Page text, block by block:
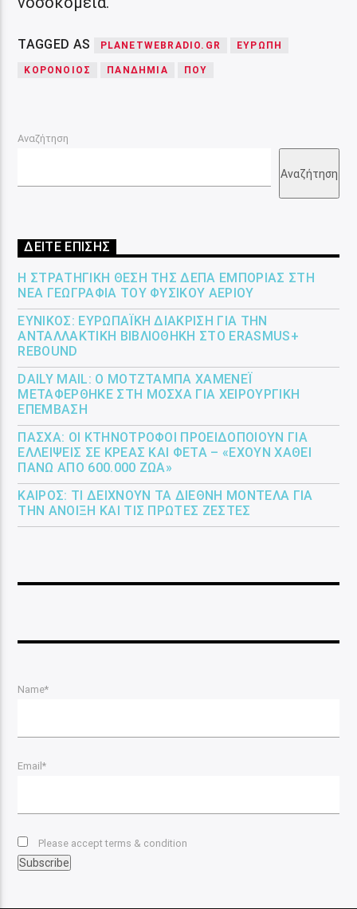
TAGGED AS PLANETWEBRADIO.GR ΕΥΡΩΠΗ
ΚΟΡΟΝΟΙΟΣ ΠΑΝΔΗΜΙΑ ΠΟΥ
Αναζήτηση
Αναζήτηση
ΔΕΙΤΕ ΕΠΙΣΗΣ
Η ΣΤΡΑΤΗΓΙΚΉ ΘΈΣΗ ΤΗΣ ΔΕΠΑ ΕΜΠΟΡΊΑΣ ΣΤΗ
ΝΈΑ ΓΕΩΓΡΑΦΊΑ ΤΟΥ ΦΥΣΙΚΟΎ ΑΕΡΊΟΥ
ΕΎΝΙΚΟΣ: ΕΥΡΩΠΑΪΚΉ ΔΙΆΚΡΙΣΗ ΓΙΑ ΤΗΝ
ΑΝΤΑΛΛΑΚΤΙΚΉ ΒΙΒΛΙΟΘΉΚΗ ΣΤΟ ERASMUS+
REBOUND
DAILY MAIL: Ο ΜΟΤΖΤΆΜΠΑ ΧΑΜΕΝΕΪ́
ΜΕΤΑΦΈΡΘΗΚΕ ΣΤΗ ΜΌΣΧΑ ΓΙΑ ΧΕΙΡΟΥΡΓΙΚΉ
ΕΠΈΜΒΑΣΗ
ΠΆΣΧΑ: ΟΙ ΚΤΗΝΟΤΡΌΦΟΙ ΠΡΟΕΙΔΟΠΟΙΟΎΝ ΓΙΑ
ΕΛΛΕΊΨΕΙΣ ΣΕ ΚΡΈΑΣ ΚΑΙ ΦΈΤΑ – «ΈΧΟΥΝ ΧΑΘΕΊ
ΠΆΝΩ ΑΠΌ 600.000 ΖΏΑ»
ΚΑΙΡΌΣ: ΤΙ ΔΕΊΧΝΟΥΝ ΤΑ ΔΙΕΘΝΉ ΜΟΝΤΈΛΑ ΓΙΑ
ΤΗΝ ΆΝΟΙΞΗ ΚΑΙ ΤΙΣ ΠΡΏΤΕΣ ΖΈΣΤΕΣ
Name*
Email*
Please accept terms & condition